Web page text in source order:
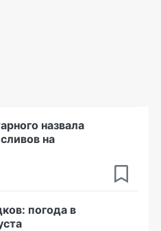
назвала
на
погода в